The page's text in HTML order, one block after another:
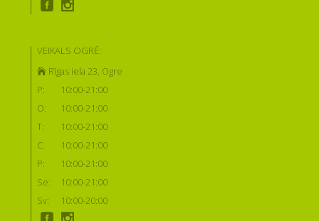
VEIKALS OGRĒ:
Rīgas iela 23, Ogre
P:
10:00-21:00
O:
10:00-21:00
T:
10:00-21:00
C:
10:00-21:00
P:
10:00-21:00
Se:
10:00-21:00
Sv:
10:00-20:00